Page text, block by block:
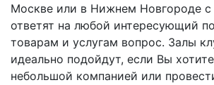
Москве или в Нижнем Новгороде
ответят на любой интересующий
товарам и услугам вопрос. Залы
идеально подойдут, если Вы
небольшой компанией или